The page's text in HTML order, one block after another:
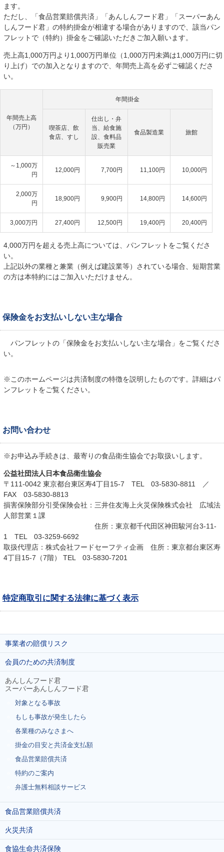
ます。
ただし、「食品営業賠償共済」「あんしんフード君」「スーパーあん
しんフード君」の特約掛金が相違する場合がありますので、該当パン
フレットで（特約）掛金をご確認いただきご加入願います。
売上高1,000万円より1,000万円単位（1,000万円未満は1,000万円に切
り上げ）での加入となりますので、年間売上高を必ずご確認くださ
い。
年間売上高
（万円）
年間掛金
喫茶店、飲
食店、すし
仕出し・弁
当、給食施
設、食料品
販売業
食品製造業 旅館
～1,000万
円
12,000円 7,700円 11,100円 10,000円
2,000万
円
18,900円 9,900円 14,800円 14,600円
3,000万円 27,400円 12,500円 19,400円 20,400円
4,000万円を超える売上高については、パンフレットをご覧くださ
い。
上記以外の業種と兼業（例えば建設業等）されている場合、短期営業
の方は本特約にはご加入いただけません。
保険金をお支払いしない主な場合
パンフレットの「保険金をお支払いしない主な場合」をご覧くださ
い。
※このホームページは共済制度の特徴を説明したものです。詳細はパ
ンフレットをご覧ください。
お問い合わせ
※お申込み手続きは、最寄りの食品衛生協会でお取扱いします。
公益社団法人日本食品衛生協会
〒111-0042 東京都台東区寿4丁目15-7 TEL 03-5830-8811 ／
FAX 03-5830-8813
損害保険部分引受保険会社：三井住友海上火災保険株式会社 広域法
人部営業１課
住所：東京都千代田区神田駿河台3-11-
1 TEL 03-3259-6692
取扱代理店：株式会社フードセーフティ企画 住所：東京都台東区寿
4丁目15-7（7階） TEL 03-5830-7201
特定商取引に関する法律に基づく表示
事業者の賠償リスク
会員のための共済制度
あんしんフード君
スーパーあんしんフード君
対象となる事故
もしも事故が発生したら
各業種のみなさまへ
掛金の目安と共済金支払額
食品営業賠償共済
特約のご案内
弁護士無料相談サービス
食品営業賠償共済
火災共済
食協生命共済保険